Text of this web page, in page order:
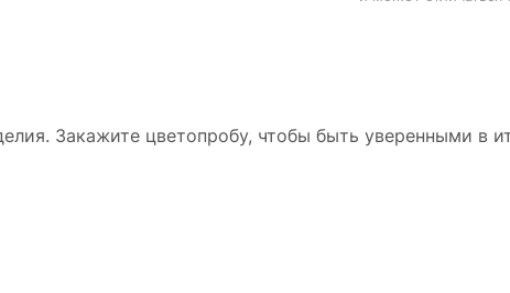
Закажите цветопробу, чтобы быть уверенными в